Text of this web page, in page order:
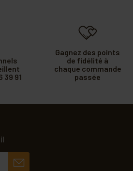
39 91
Gagnez des points
de fidélité à
chaque commande
passée